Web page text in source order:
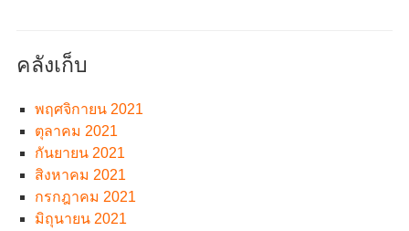
คลังเก็บ
พฤศจิกายน 2021
ตุลาคม 2021
กันยายน 2021
สิงหาคม 2021
กรกฎาคม 2021
มิถุนายน 2021